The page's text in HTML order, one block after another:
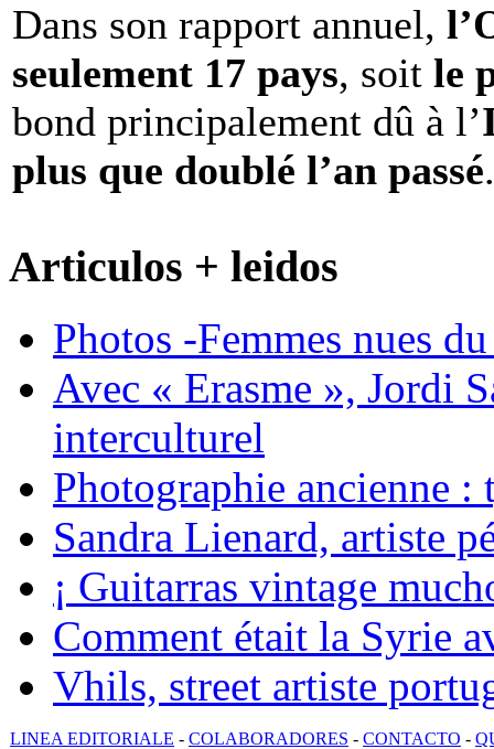
Dans son rapport annuel,
seulement 17 pays, soit le
bond principalement dû à l’
plus que doublé l’an passé.
Articulos + leidos
Photos -Femmes nues
Avec « Erasme », Jordi
interculturel
Photographie ancienne :
Sandra Lienard, artiste
¡ Guitarras vintage
Comment était la Syrie
Vhils, street artiste
LINEA EDITORIALE - COLABORADORES - CONTACTO -